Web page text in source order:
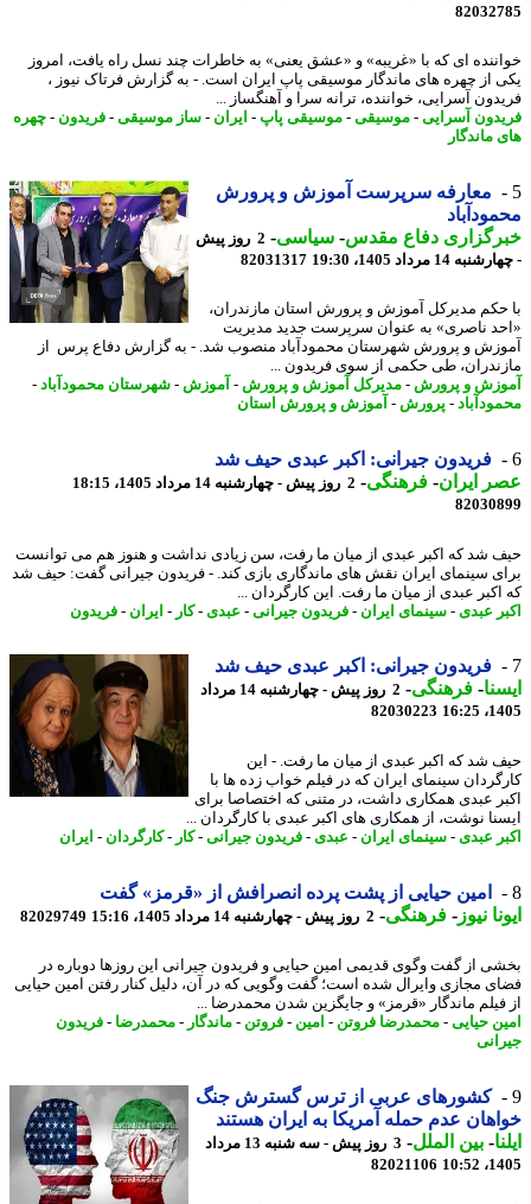
ای که با «غریبه» و «عشق یعنی» به خاطرات چند نسل راه یافت، امروز
از چهره های ماندگار موسیقی پاپ ایران است. - به گزارش فرتاک نیوز ،
آسرایی، خواننده، ترانه سرا و آهنگساز ...
آسرایی- موسیقی-موسیقی پاپ-ایران - ساز موسیقی-فریدون-چهره
ماندگار
معارفه سرپرست آموزش و پرورش
دفاع مقدس-سیاسی-
2 روز پیش
14 مرداد 1405، 19:30
82031317
مدیرکل آموزش و پرورش استان مازندران،
ناصری» به عنوان سرپرست جدید مدیریت
و پرورش شهرستان محمودآباد منصوب شد. - به گزارش دفاع پرس از
طی حکمی از سوی فریدون ...
و پرورش-مدیرکل آموزش و پرورش-آموزش-شهرستان محمودآباد-
- پرورش-آموزش و پرورش استان
فریدون جیرانی: اکبر عبدی حیف شد
ایران- فرهنگی-2 روز پیش - چهارشنبه 14 مرداد 1405، 18:15
شد که اکبر عبدی از میان ما رفت، سن زیادی نداشت و هنوز هم می توانست
سینمای ایران نقش های ماندگاری بازی کند. - فریدون جیرانی گفت: حیف شد
عبدی از میان ما رفت. این کارگردان ...
عبدی-سینمای ایران - فریدون جیرانی- عبدی-کار -ایران - فریدون
فریدون جیرانی: اکبر عبدی حیف شد
-فرهنگی-
2 روز پیش - چهارشنبه 14 مرداد
82030223
شد که اکبر عبدی از میان ما رفت. - این
سینمای ایران که در فیلم خواب زده ها با
عبدی همکاری داشت، در متنی که اختصاصا برای
نوشت، از همکاری های اکبر عبدی با کارگردان ...
عبدی-سینمای ایران - عبدی-فریدون جیرانی- کار -کارگردان - ایران
امین حیایی از پشت پرده انصرافش از «قرمز» گفت
نیوز-فرهنگی-2 روز پیش - چهارشنبه 14 مرداد 1405، 15:16 82029749
از گفت وگوی قدیمی امین حیایی و فریدون جیرانی این روزها دوباره در
مجازی وایرال شده است؛ گفت وگویی که در آن، دلیل کنار رفتن امین حیایی
ماندگار «قرمز» و جایگزین شدن محمدرضا ...
حیایی-محمدرضا فروتن -امین -فروتن -ماندگار-محمدرضا-فریدون
کشورهای عربی از ترس گسترش جنگ
عدم حمله آمریکا به ایران هستند
-بین الملل-
3 روز پیش - سه شنبه 13 مرداد
82021106